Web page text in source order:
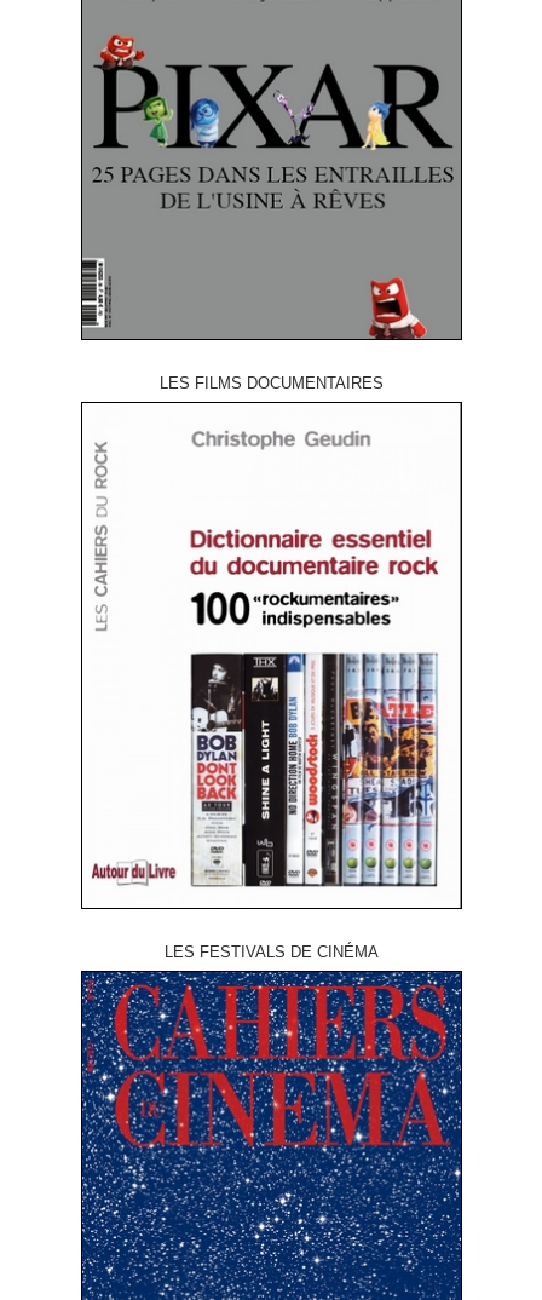
LES FILMS DOCUMENTAIRES
LES FESTIVALS DE CINÉMA